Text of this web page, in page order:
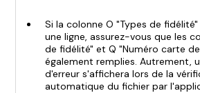
Si la colonne O "Types de
une ligne, assurez-vous que les
de fidélité" et Q "Numéro carte
également remplies. Autrement,
d'erreur s'affichera lors de la
automatique du fichier par